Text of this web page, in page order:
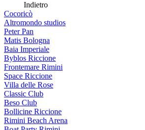
Indietro
Cocoricò
Altromondo studios
Peter Pan
Matis Bologna
Baia Imperiale
Byblos Riccione
Frontemare Rimini
Space Riccione
Villa delle Rose
Classic Club
Beso Club
Bollicine Riccione
Rimini Beach Arena